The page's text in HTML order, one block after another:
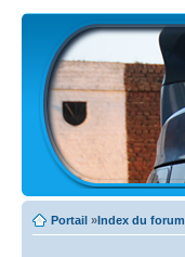
Portail »Index du forum